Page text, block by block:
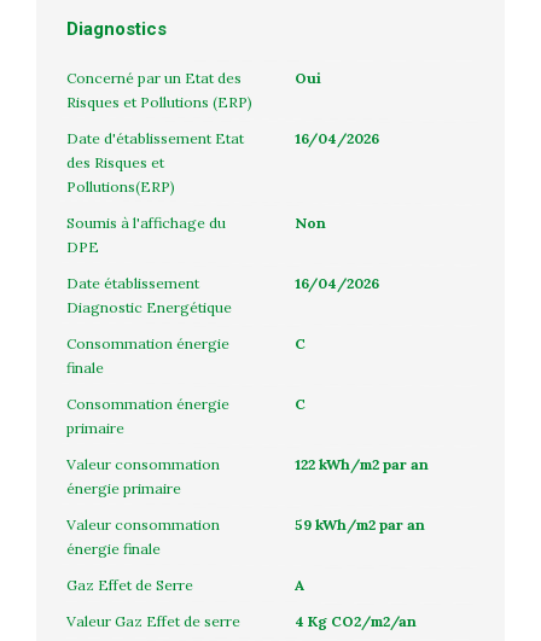
Diagnostics
Concerné par un Etat des
Risques et Pollutions (ERP)
Oui
Date d'établissement Etat
des Risques et
Pollutions(ERP)
16/04/2026
Soumis à l'affichage du
DPE
Non
Date établissement
Diagnostic Energétique
16/04/2026
Consommation énergie
finale
C
Consommation énergie
primaire
C
Valeur consommation
énergie primaire
122 kWh/m2 par an
Valeur consommation
énergie finale
59 kWh/m2 par an
Gaz Effet de Serre
A
Valeur Gaz Effet de serre
4 Kg CO2/m2/an